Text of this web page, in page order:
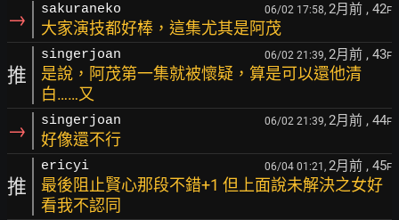
→ sakuraneko 06/02 17:58, 2月前 , 42F
大家演技都好棒，這集尤其是阿茂
推
singerjoan 06/02 21:39, 2月前 , 43F
是說，阿茂第一集就被懷疑，算是可以還他清
白……又
→ singerjoan 06/02 21:39, 2月前 , 44F
好像還不行
推
ericyi 06/04 01:21, 2月前 , 45F
最後阻止賢心那段不錯+1 但上面說未解決之女好
看我不認同